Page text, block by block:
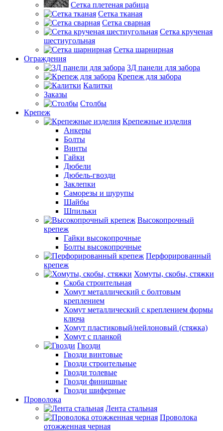
Сетка плетеная рабица
Сетка тканая
Сетка сварная
Сетка крученая
шестиугольная
Сетка шарнирная
Ограждения
3Д панели для забора
Крепеж для забора
Калитки
Заказы
Столбы
Крепеж
Крепежные изделия
Анкеры
Болты
Винты
Гайки
Дюбели
Дюбель-гвозди
Заклепки
Саморезы и шурупы
Шайбы
Шпильки
Высокопрочный
крепеж
Гайки высокопрочные
Болты высокопрочные
Перфорированный
крепеж
Хомуты, скобы, стяжки
Скоба строительная
Хомут металлический с болтовым
креплением
Хомут металлический с креплением формы
ключа
Хомут пластиковый/нейлоновый (стяжка)
Хомут с планкой
Гвозди
Гвозди винтовые
Гвозди строительные
Гвозди толевые
Гвозди финишные
Гвозди шиферные
Проволока
Лента стальная
Проволока
отожженная черная